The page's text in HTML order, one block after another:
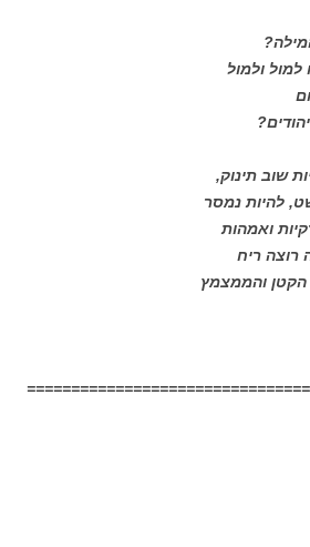
ולמול
שוב תינוק,
להיות נמסר
ואמהות
רוצה ריח
הקטן והממצמץ